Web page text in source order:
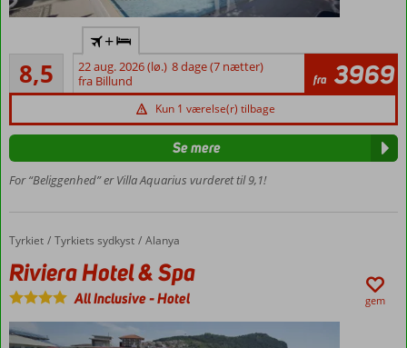
charmerende
lejlighedshotel
Tæt ved
Side
- 2 km
Lejligheder
8,5
Alletiders
10
anmeldelser
+
22 aug. 2026 (lø.) 8 dage (7 nætter)
fra Billund
fra 3969
Kun 1 værelse(r) tilbage
For “Beliggenhed” er Villa Aquarius vurderet til 9,1!
Se mere
Forside
Tyrkiet Tyrkiets sydkyst Alanya
Riviera Hotel & Spa
Riviera Hotel & Spa
All Inclusive-Hotel gem